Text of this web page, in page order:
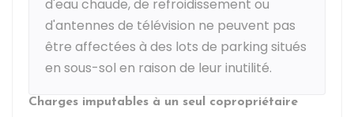
d'eau chaude, de refroidissement ou
d'antennes de télévision ne peuvent pas
être affectées à des lots de parking situés
en sous-sol en raison de leur inutilité.
Charges imputables à un seul copropriétaire